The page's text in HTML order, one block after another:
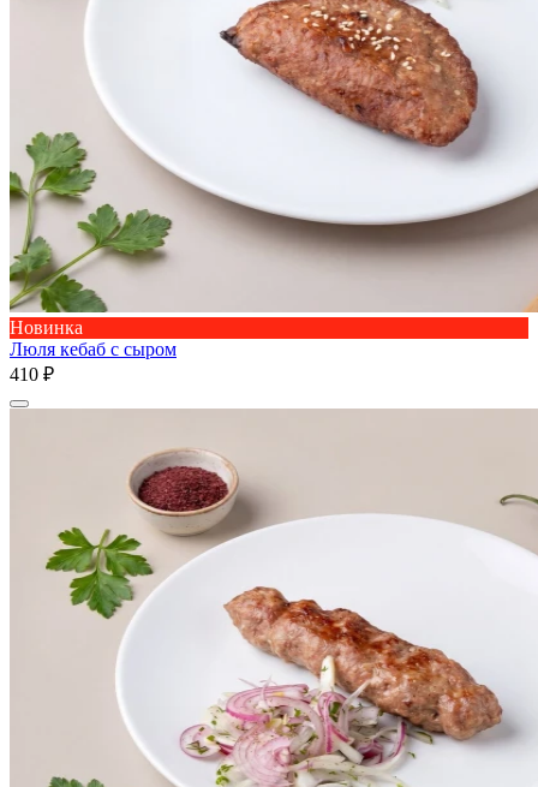
Новинка
Люля кебаб с сыром
410 ₽